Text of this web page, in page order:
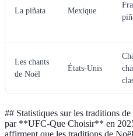
La piñata Mexique
Les chants
de Noël
États-Unis
## Statistiques sur les traditions
par **UFC-Que Choisir** en